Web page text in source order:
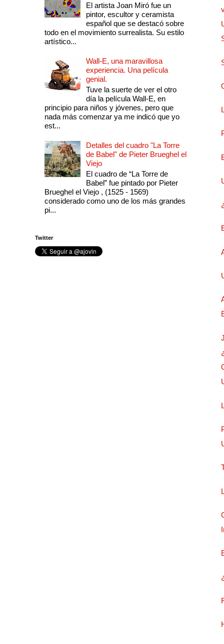
El artista Joan Miró fue un
pintor, escultor y ceramista
español que se destacó sobre
todo en el movimiento surrealista. Su estilo
artístico...
Wall-E, una maravillosa
experiencia. Una película
genial.
Tuve la suerte de ver el otro
día la película Wall-E, en
principio para niños y jóvenes, pero que
nada más comenzar ya me indicó que yo
est...
Detalles del cuadro "La Torre
de Babel" de Pieter Brueghel el
Viejo
El cuadro de “La Torre de
Babel” fue pintado por Pieter
Brueghel el Viejo , (1525 - 1569)
considerado como uno de los más grandes
pi...
Twitter